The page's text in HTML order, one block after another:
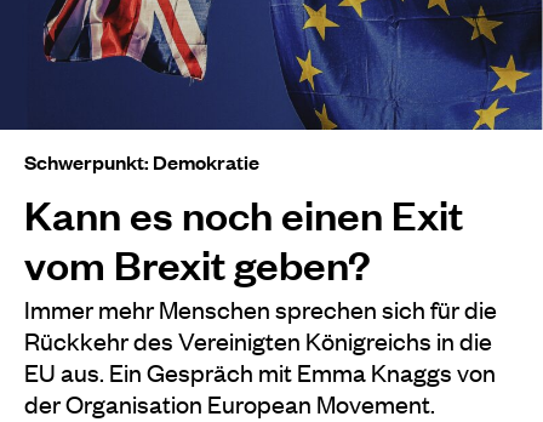
Schwerpunkt: Demokratie
Kann es noch einen Exit
vom Brexit geben?
Immer mehr Menschen sprechen sich für die
Rückkehr des Vereinigten Königreichs in die
EU aus. Ein Gespräch mit Emma Knaggs von
der Organisation European Movement.